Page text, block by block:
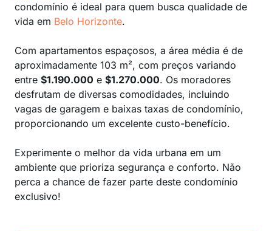
condomínio é ideal para quem busca qualidade de
vida em Belo Horizonte.
Com apartamentos espaçosos, a área média é de
aproximadamente 103 m², com preços variando
entre $1.190.000 e $1.270.000. Os moradores
desfrutam de diversas comodidades, incluindo
vagas de garagem e baixas taxas de condomínio,
proporcionando um excelente custo-benefício.
Experimente o melhor da vida urbana em um
ambiente que prioriza segurança e conforto. Não
perca a chance de fazer parte deste condomínio
exclusivo!